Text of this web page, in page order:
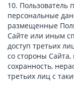
10. Пользователь
персональные
размещенные
Сайте или иным
доступ третьих
со стороны Сайта,
сохранность,
третьих лиц с